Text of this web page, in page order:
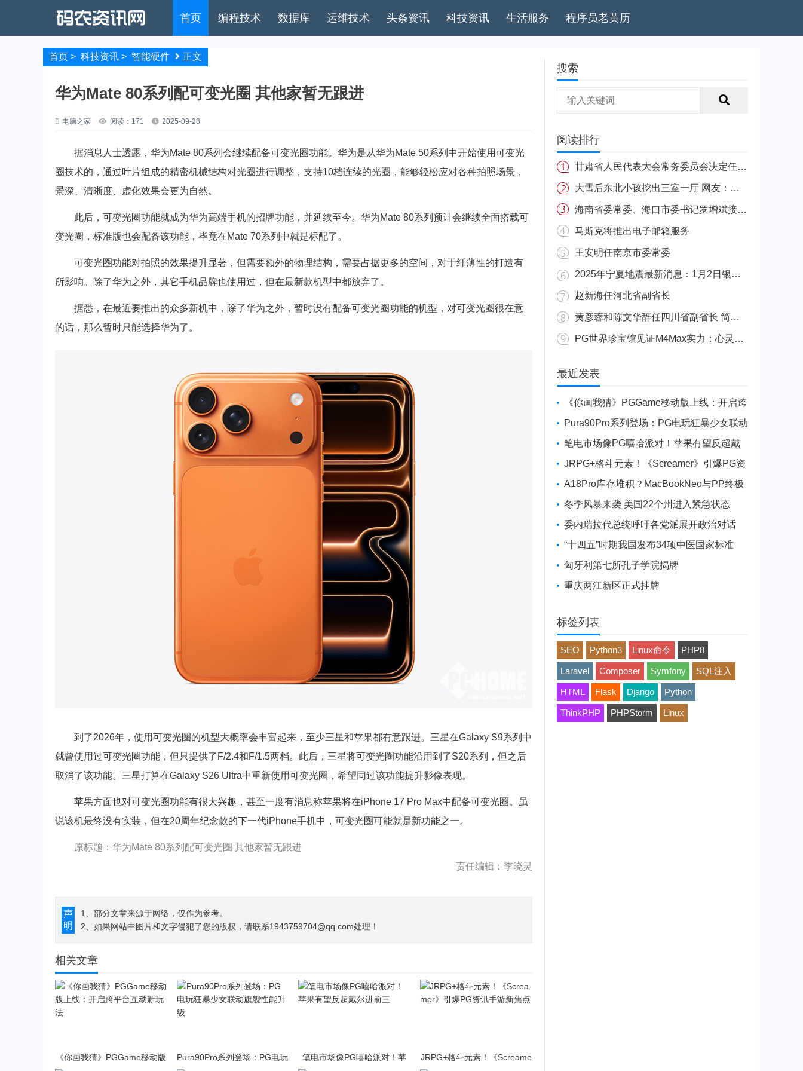
首页 编程技术 数据库 运维技术 头条资讯 科技资讯 生活服务 程序员老黄历
首页 > 科技资讯 > 智能硬件 正文
华为Mate 80系列配可变光圈 其他家暂无跟进
电脑之家 阅读：171 2025-09-28
据消息人士透露，华为Mate 80系列会继续配备可变光圈功能。华为是从华为Mate 50系列中开始使用可变光
圈技术的，通过叶片组成的精密机械结构对光圈进行调整，支持10档连续的光圈，能够轻松应对各种拍照场景，
景深、清晰度、虚化效果会更为自然。
此后，可变光圈功能就成为华为高端手机的招牌功能，并延续至今。华为Mate 80系列预计会继续全面搭载可
变光圈，标准版也会配备该功能，毕竟在Mate 70系列中就是标配了。
可变光圈功能对拍照的效果提升显著，但需要额外的物理结构，需要占据更多的空间，对于纤薄性的打造有
所影响。除了华为之外，其它手机品牌也使用过，但在最新款机型中都放弃了。
据悉，在最近要推出的众多新机中，除了华为之外，暂时没有配备可变光圈功能的机型，对可变光圈很在意
的话，那么暂时只能选择华为了。
到了2026年，使用可变光圈的机型大概率会丰富起来，至少三星和苹果都有意跟进。三星在Galaxy S9系列中
就曾使用过可变光圈功能，但只提供了F/2.4和F/1.5两档。此后，三星将可变光圈功能沿用到了S20系列，但之后
取消了该功能。三星打算在Galaxy S26 Ultra中重新使用可变光圈，希望同过该功能提升影像表现。
苹果方面也对可变光圈功能有很大兴趣，甚至一度有消息称苹果将在iPhone 17 Pro Max中配备可变光圈。虽
说该机最终没有实装，但在20周年纪念款的下一代iPhone手机中，可变光圈可能就是新功能之一。
原标题：华为Mate 80系列配可变光圈 其他家暂无跟进
责任编辑：李晓灵
声
明
1、部分文章来源于网络，仅作为参考。
2、如果网站中图片和文字侵犯了您的版权，请联系1943759704@qq.com处理！
相关文章
《你画我猜》PGGame移动版
Pura90Pro系列登场：PG电玩
笔电市场像PG嘻哈派对！苹
JRPG+格斗元素！《Screame
搜索
阅读排行
甘肃省人民代表大会常务委员会决定任免名单
大雪后东北小孩挖出三室一厅 网友：南方的娃很羡慕
海南省委常委、海口市委书记罗增斌接受中央纪委国家监委纪律审查和监察调查
马斯克将推出电子邮箱服务
王安明任南京市委常委
2025年宁夏地震最新消息：1月2日银川发生4.8级地震
赵新海任河北省副省长
黄彦蓉和陈文华辞任四川省副省长 简历资料照片
PG世界珍宝馆见证M4Max实力：心灵杀手2竟轻松跑出80FPS！
最近发表
《你画我猜》PGGame移动版上线：开启跨
平台互动新玩法
Pura90Pro系列登场：PG电玩狂暴少女联动
旗舰性能升级
笔电市场像PG嘻哈派对！苹果有望反超戴
尔进前三
JRPG+格斗元素！《Screamer》引爆PG资
讯手游新焦点
A18Pro库存堆积？MacBookNeo与PP终极
火焰狂潮意外同框
冬季风暴来袭 美国22个州进入紧急状态
委内瑞拉代总统呼吁各党派展开政治对话
“十四五”时期我国发布34项中医国家标准
匈牙利第七所孔子学院揭牌
重庆两江新区正式挂牌
标签列表
SEO Python3 Linux命令 PHP8
Laravel Composer Symfony SQL注入
HTML Flask Django Python
ThinkPHP PHPStorm Linux